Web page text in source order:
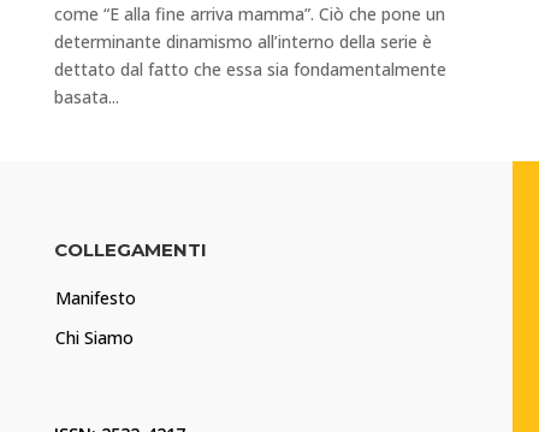
come “E alla fine arriva mamma”. Ciò che pone un
determinante dinamismo all’interno della serie è
dettato dal fatto che essa sia fondamentalmente
basata...
COLLEGAMENTI
Manifesto
Chi Siamo